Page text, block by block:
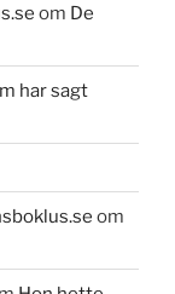
om De
har sagt
om